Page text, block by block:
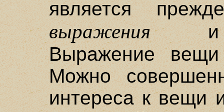
является
выраженияи
Выражение
Можно
интереса к вещи